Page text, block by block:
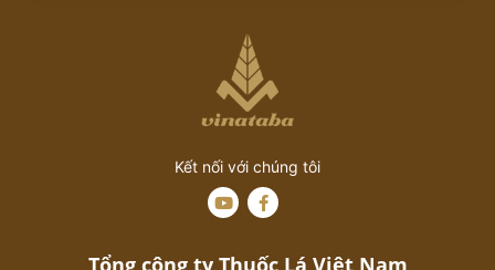
Kết nối với chúng tôi
Tổng công ty Thuốc Lá Việt Nam